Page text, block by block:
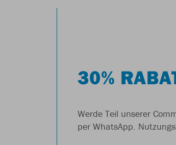
30%
Werde Teil unserer
per WhatsApp.